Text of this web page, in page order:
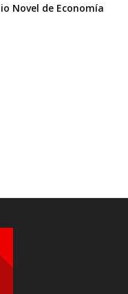
Novel de Economía